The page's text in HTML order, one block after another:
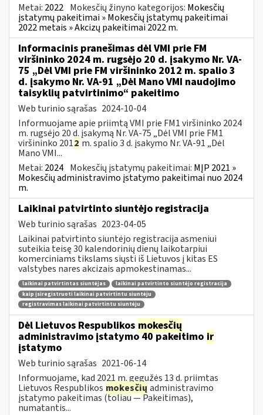
Metai: 2022 Mokesčių žinyno kategorijos: Mokesčių
įstatymų pakeitimai » Mokesčių įstatymų pakeitimai
2022 metais » Akcizų pakeitimai 2022 m.
Informacinis pranešimas dėl VMI prie FM
viršininko 2024 m. rugsėjo 20 d. įsakymo Nr. VA-
75 „Dėl VMI prie FM viršininko 2012 m. spalio 3
d. įsakymo Nr. VA-91 „Dėl Mano VMI naudojimo
taisyklių patvirtinimo“ pakeitimo
Web turinio sąrašas 2024-10-04
Informuojame apie priimtą VMI prie FM1 viršininko 2024
m. rugsėjo 20 d. įsakymą Nr. VA-75 „Dėl VMI prie FM1
viršininko 2012 m. spalio 3 d. įsakymo Nr. VA-91 „Dėl
Mano VMI...
Metai: 2024 Mokesčių įstatymų pakeitimai: MĮP 2021 »
Mokesčių administravimo įstatymo pakeitimai nuo 2024
m.
Laikinai patvirtinto siuntėjo registracija
Web turinio sąrašas 2023-04-05
Laikinai patvirtinto siuntėjo registracija asmeniui
suteikia teisę 30 kalendorinių dienų laikotarpiui
komerciniams tikslams siųsti iš Lietuvos į kitas ES
valstybes nares akcizais apmokestinamas...
laikinai patvirtintas siuntėjas
laikinai patvirtinto siuntėjo registracija
kaip įsiregistruoti laikinai patvirtintu siuntėju
registravimas laikinai patvirtintu siuntėju
Dėl Lietuvos Respublikos mokesčių
administravimo įstatymo 40 pakeitimo ir
įstatymo
Web turinio sąrašas 2021-06-14
Informuojame, kad 2021 m. gegužės 13 d. priimtas
Lietuvos Respublikos mokesčių administravimo
įstatymo pakeitimas (toliau — Pakeitimas),
numatantis...